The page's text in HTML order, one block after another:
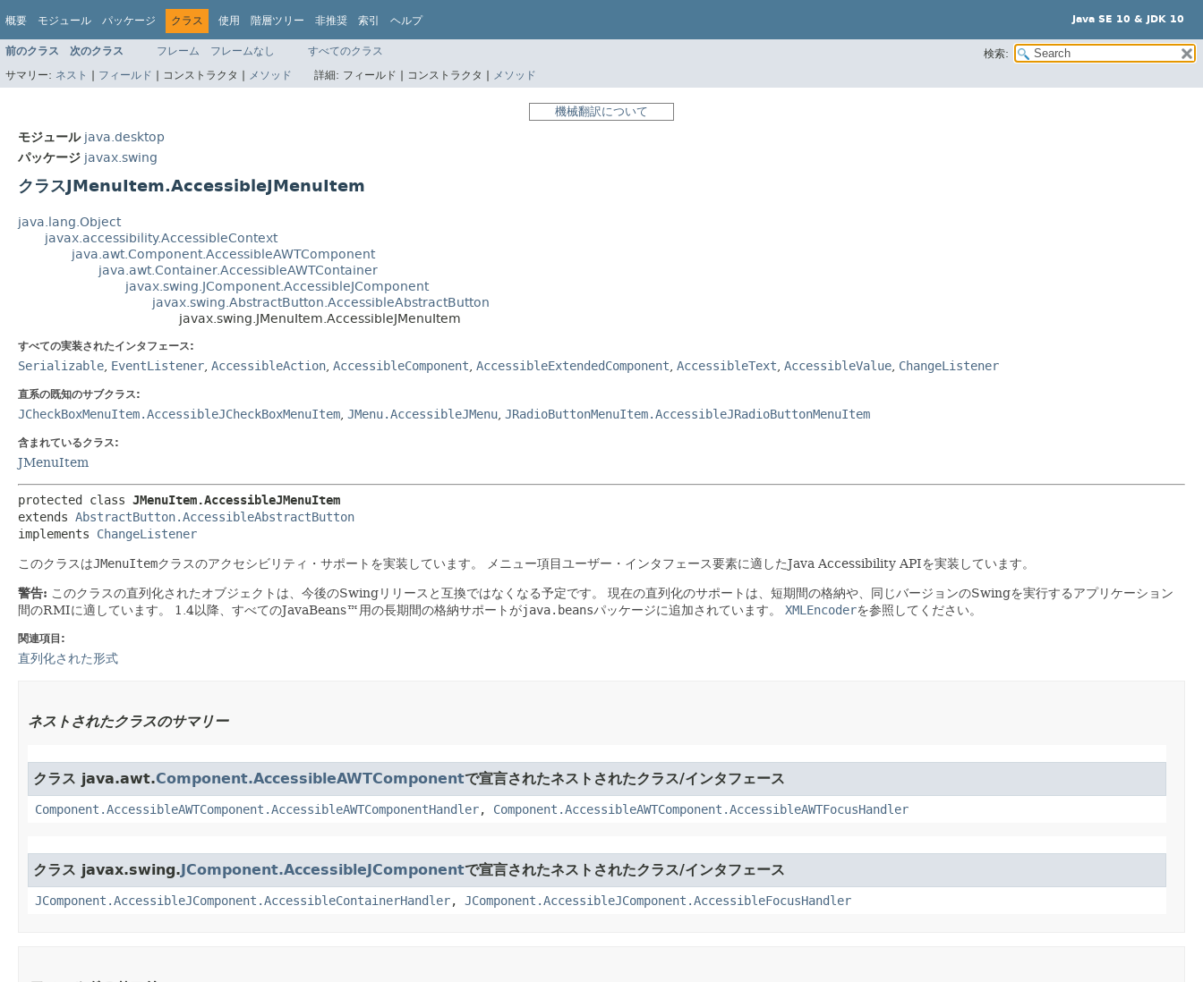
概要 モジュール パッケージ クラス 使用 階層ツリー 非推奨 索引 ヘルプ Java SE 10 & JDK 10
前のクラス 次のクラス フレーム フレームなし すべてのクラス
検索:
サマリー: ネスト | フィールド | コンストラクタ | メソッド 詳細: フィールド | コンストラクタ | メソッド
機械翻訳について
モジュール java.desktop
パッケージ javax.swing
クラスJMenuItem.AccessibleJMenuItem
java.lang.Object
javax.accessibility.AccessibleContext
java.awt.Component.AccessibleAWTComponent
java.awt.Container.AccessibleAWTContainer
javax.swing.JComponent.AccessibleJComponent
javax.swing.AbstractButton.AccessibleAbstractButton
javax.swing.JMenuItem.AccessibleJMenuItem
すべての実装されたインタフェース:
Serializable EventListener AccessibleAction AccessibleComponent AccessibleExtendedComponent AccessibleText AccessibleValue ChangeListener
直系の既知のサブクラス:
JCheckBoxMenuItem.AccessibleJCheckBoxMenuItem JMenu.AccessibleJMenu JRadioButtonMenuItem.AccessibleJRadioButtonMenuItem
含まれているクラス:
JMenuItem
protected class JMenuItem.AccessibleJMenuItem
extends AbstractButton.AccessibleAbstractButton
implements ChangeListener
このクラスはJMenuItemクラスのアクセシビリティ・サポートを実装しています。 メニュー項目ユーザー・インタフェース要素に適したJava Accessibility APIを実装しています。
警告: このクラスの直列化されたオブジェクトは、今後のSwingリリースと互換ではなくなる予定です。
現在の直列化のサポートは、短期間の格納や、同じバージョンのSwingを実行するアプリケーション
間のRMIに適しています。
1.4以降、すべてのJavaBeans™用の長期間の格納サポートがjava.beansパッケージに追加されています。 XMLEncoderを参照してください。
関連項目:
直列化された形式
ネストされたクラスのサマリー
クラス java.awt.Component.AccessibleAWTComponentで宣言されたネストされたクラス/インタフェース
Component.AccessibleAWTComponent.AccessibleAWTComponentHandler, Component.AccessibleAWTComponent.AccessibleAWTFocusHandler
クラス javax.swing.JComponent.AccessibleJComponentで宣言されたネストされたクラス/インタフェース
JComponent.AccessibleJComponent.AccessibleContainerHandler, JComponent.AccessibleJComponent.AccessibleFocusHandler